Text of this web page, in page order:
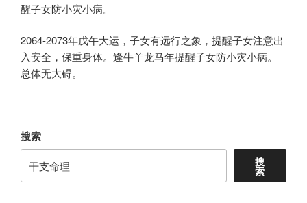
醒子女防小灾小病。
2064-2073年戊午大运，子女有远行之象，提醒子女注意出
入安全，保重身体。逢牛羊龙马年提醒子女防小灾小病。
总体无大碍。
搜索
搜
索